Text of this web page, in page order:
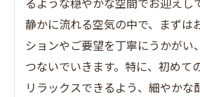
静かに流れる空気の中で、まずは
ションやご要望を丁寧にうかがい
つないでいきます。特に、初めて
リラックスできるよう、細やかな